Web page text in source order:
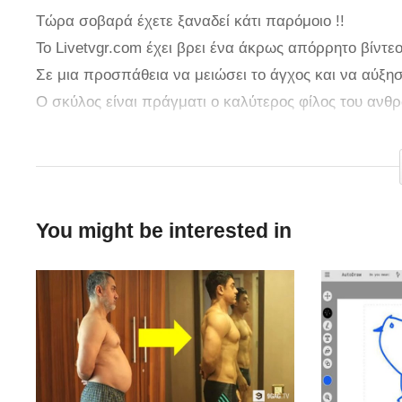
Τώρα σοβαρά έχετε ξαναδεί κάτι παρόμοιο !!
To Livetvgr.com έχει βρει ένα άκρως απόρρητο
Σε μια προσπάθεια να μειώσει το άγχος και να
Ο σκύλος είναι πράγματι ο καλύτερος φίλος του
για παράδειγμα να μας παρκάρει το αυτοκίνητο σε
Εσείς θα αφήνατε ένα σκυλί να οδηγήσει το
You might be interested in